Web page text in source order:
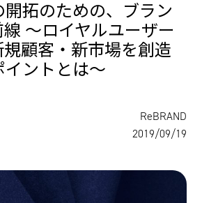
拓のための、ブラン
～ロイヤルユーザー
顧客・新市場を創造
ントとは～
ReBRAND
2019/09/19